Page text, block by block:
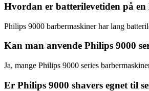
Hvordan er batterilevetiden på
Philips 9000 barbermaskiner har lang
Kan man anvende Philips 9000
Ja, mange Philips 9000 series
Er Philips 9000 shavers egnet til